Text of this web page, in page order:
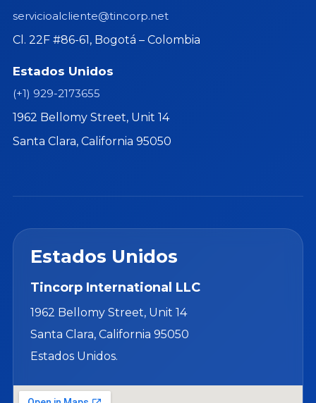
servicioalcliente@tincorp.net
Cl. 22F #86-61, Bogotá – Colombia
Estados Unidos
(+1) 929-2173655
1962 Bellomy Street, Unit 14
Santa Clara, California 95050
Estados Unidos
Tincorp International LLC
1962 Bellomy Street, Unit 14
Santa Clara, California 95050
Estados Unidos.